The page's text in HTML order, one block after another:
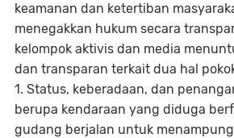
keamanan dan ketertiban
menegakkan hukum secara
kelompok aktivis dan media
dan transparan terkait dua hal
1. Status, keberadaan, dan
berupa kendaraan yang diduga
gudang berjalan untuk